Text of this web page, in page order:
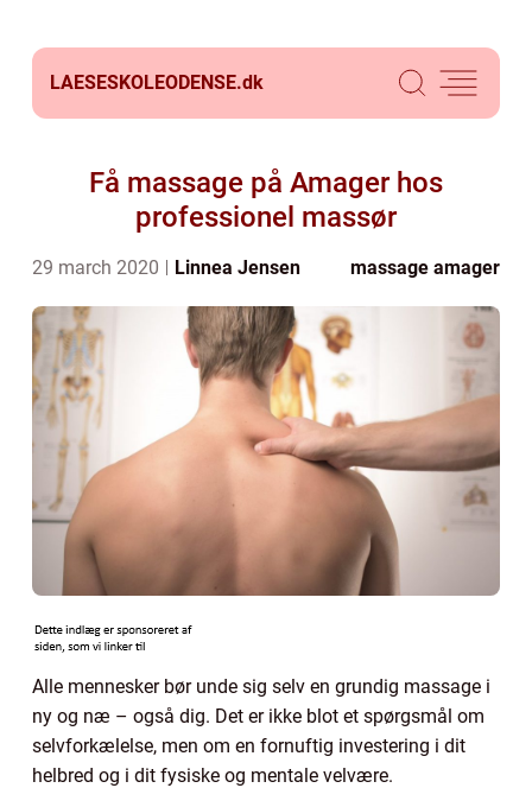
LAESESKOLEODENSE.dk
Få massage på Amager hos
professionel massør
29 march 2020 Linnea Jensen massage amager
Alle mennesker bør unde sig selv en grundig massage i
ny og næ – også dig. Det er ikke blot et spørgsmål om
selvforkælelse, men om en fornuftig investering i dit
helbred og i dit fysiske og mentale velvære.